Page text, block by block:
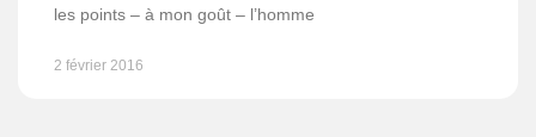
les points – à mon goût – l’homme
2 février 2016